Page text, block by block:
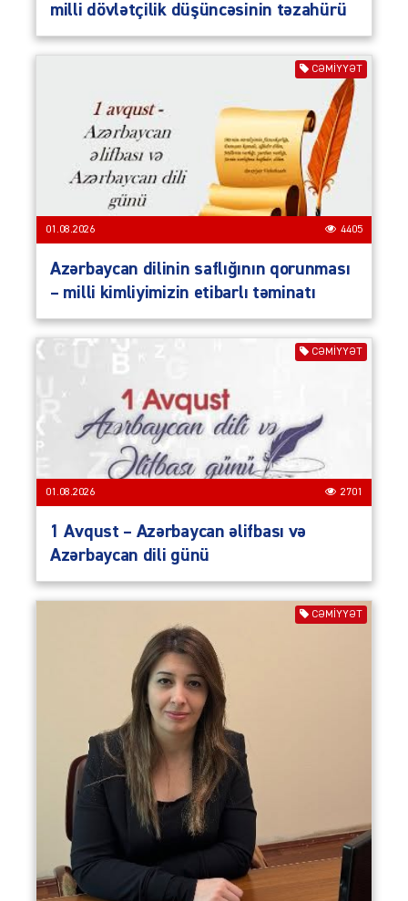
milli dövlətçilik düşüncəsinin təzahürü
CƏMIYYƏT
01.08.2026 4405
Azərbaycan dilinin saflığının qorunması
– milli kimliyimizin etibarlı təminatı
CƏMIYYƏT
01.08.2026 2701
1 Avqust – Azərbaycan əlifbası və
Azərbaycan dili günü
CƏMIYYƏT